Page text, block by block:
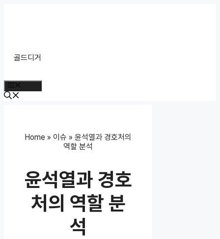
골드디거
Home » 이슈 »윤석열과 경호처의
역할 분석
윤석열과 경호
처의 역할 분
석